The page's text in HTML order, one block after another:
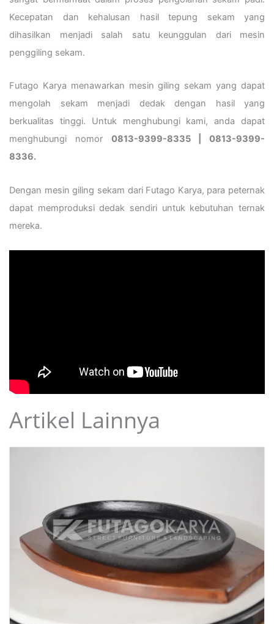
Kecepatan dan kehalusan hasil tepung sekam yang
dihasilkan menjadi salah satu keunggulan dari mesin
penggiling sekam.
Futago Karya menawarkan mesin giling sekam yang dapat
mengolah sekam menjadi dedak dengan hasil yang
berkualitas tinggi. Untuk menghubungi kami, anda dapat
menghubungi nomor 0813-9399-8335 | 0813-9399-
8336.
Dengan mesin giling sekam dari Futago Karya, para peternak
dapat memproduksi dedak sendiri untuk kebutuhan ternak
mereka.
Artikel Lainnya